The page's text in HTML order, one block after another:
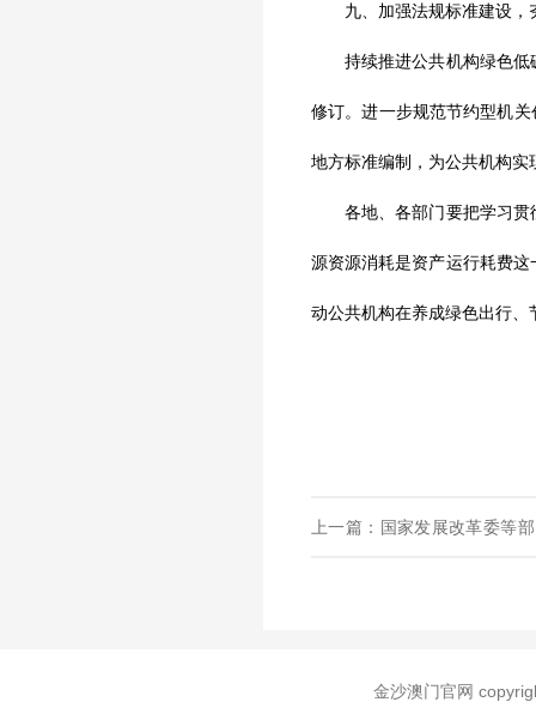
九、加强法规标准建设，
持续推进公共机构绿色低碳
修订。进一步规范节约型机
地方标准编制，为公共机构
各地、各部门要把学习贯彻
源资源消耗是资产运行耗费
动公共机构在养成绿色出行、
上一篇：国家发展改革委等
金沙澳门官网